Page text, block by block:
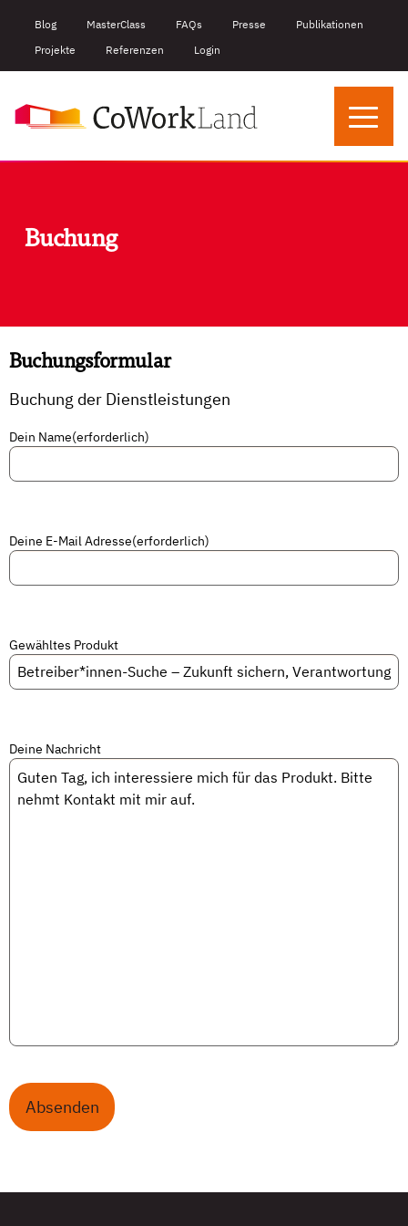
Blog MasterClass FAQs Presse
Publikationen
Projekte
Referenzen Login
Buchung
Buchungsformular
Buchung der Dienstleistungen
Dein Name(erforderlich)
Deine E-Mail Adresse(erforderlich)
Gewähltes Produkt
Deine Nachricht